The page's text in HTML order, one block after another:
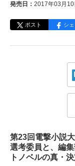
発売日： 2017年03月10
ポスト シ
第23回電撃小説
選考委員と、編
トノベルの真・決